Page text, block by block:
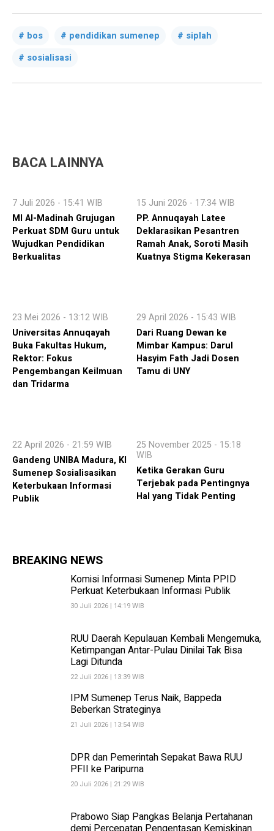
bos pendidikan sumenep
siplah
sosialisasi
BACA LAINNYA
7 Juli 2026 - 15:41 WIB
MI Al-Madinah Grujugan
Perkuat SDM Guru untuk
Wujudkan Pendidikan
Berkualitas
15 Juni 2026 - 17:34 WIB
PP. Annuqayah Latee
Deklarasikan Pesantren
Ramah Anak, Soroti Masih
Kuatnya Stigma Kekerasan
23 Mei 2026 - 13:12 WIB
Universitas Annuqayah
Buka Fakultas Hukum,
Rektor: Fokus
Pengembangan Keilmuan
dan Tridarma
29 April 2026 - 15:43 WIB
Dari Ruang Dewan ke
Mimbar Kampus: Darul
Hasyim Fath Jadi Dosen
Tamu di UNY
22 April 2026 - 21:59 WIB
Gandeng UNIBA Madura, KI
Sumenep Sosialisasikan
Keterbukaan Informasi
Publik
25 November 2025 - 15:18
WIB
Ketika Gerakan Guru
Terjebak pada Pentingnya
Hal yang Tidak Penting
BREAKING NEWS
Komisi Informasi Sumenep Minta PPID
Perkuat Keterbukaan Informasi Publik
30 Juli 2026 | 14:19 WIB
RUU Daerah Kepulauan Kembali Mengemuka,
Ketimpangan Antar-Pulau Dinilai Tak Bisa
Lagi Ditunda
22 Juli 2026 | 13:39 WIB
IPM Sumenep Terus Naik, Bappeda
Beberkan Strateginya
21 Juli 2026 | 13:54 WIB
DPR dan Pemerintah Sepakat Bawa RUU
PFII ke Paripurna
20 Juli 2026 | 21:29 WIB
Prabowo Siap Pangkas Belanja Pertahanan